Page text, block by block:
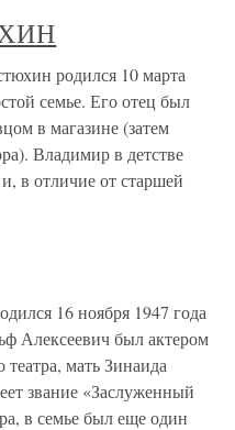
родился 10 марта
семье. Его отец был
в магазине (затем
Владимир в детстве
в отличие от старшей
16 ноября 1947 года
Алексеевич был актером
театра, мать Зинаида
звание «Заслуженный
в семье был еще один